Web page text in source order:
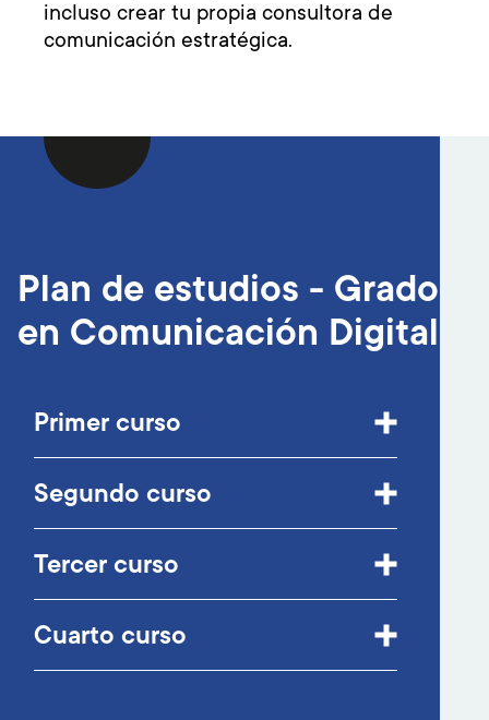
incluso crear tu propia consultora de
comunicación estratégica.
Plan de estudios - Grado
en Comunicación Digital
Primer curso
Segundo curso
Tercer curso
Cuarto curso